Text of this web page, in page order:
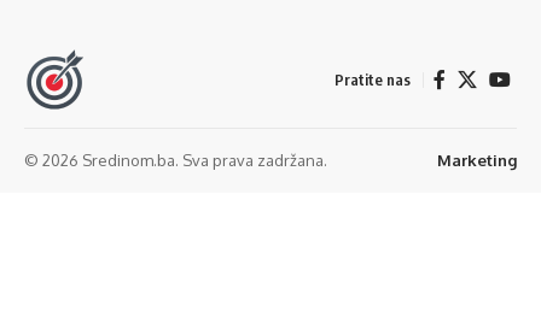
Pratite nas
© 2026 Sredinom.ba. Sva prava zadržana. Marketing